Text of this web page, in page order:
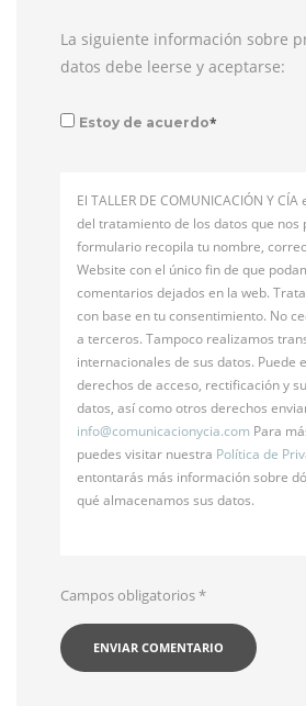
La siguiente información sobre
datos debe leerse y aceptarse:
Estoy de acuerdo*
El TALLER DE COMUNICACIÓN Y
del tratamiento de los datos que nos
formulario recopila tu nombre,
Website con el único fin de que
comentarios dejados en la web.
con base en tu consentimiento. No
a terceros. Tampoco realizamos
internacionales de sus datos. Puede
derechos de acceso, rectificación y
datos, así como otros derechos
info@comunicacionycia.com Para
puedes visitar nuestra Política de
entontarás más información sobre
qué almacenamos sus datos.
Campos obligatorios*